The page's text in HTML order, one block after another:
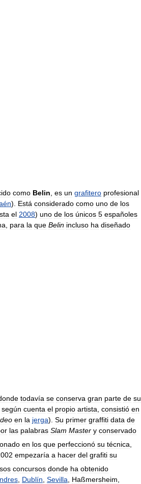
como Belin es un grafitero profesional
). Está considerado como uno de los
el 2008) uno de los únicos 5 españoles
para la que Belin incluso ha diseñado
todavía se conserva gran parte de su
según cuenta el propio artista, consistió en
en la jerga). Su primer graffiti data de
las palabras Slam Master y conservado
en los que perfeccionó su técnica
empezaría a hacer del grafiti su
concursos donde ha obtenido
Dublín Sevilla Haßmersheim